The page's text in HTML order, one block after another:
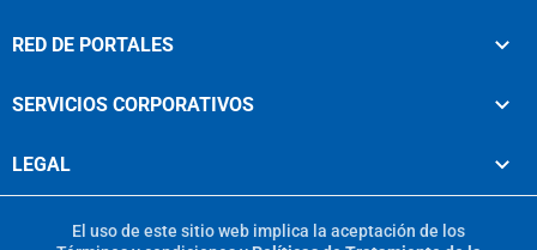
RED DE PORTALES
SERVICIOS CORPORATIVOS
LEGAL
El uso de este sitio web implica la aceptación de los